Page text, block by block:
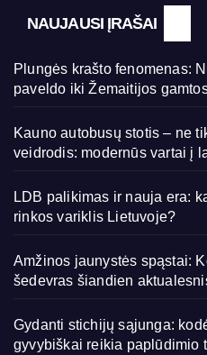
NAUJAUSI ĮRAŠAI
Plungės krašto fenomenas:
paveldo iki Žemaitijos
Kauno autobusų stotis – ne
veidrodis: modernūs vartai į
LDB palikimas ir nauja era:
rinkos variklis Lietuvoje?
Amžinos jaunystės spąstai:
šedevras šiandien
Gydanti stichijų sąjunga:
gyvybiškai reikia paplūdimio